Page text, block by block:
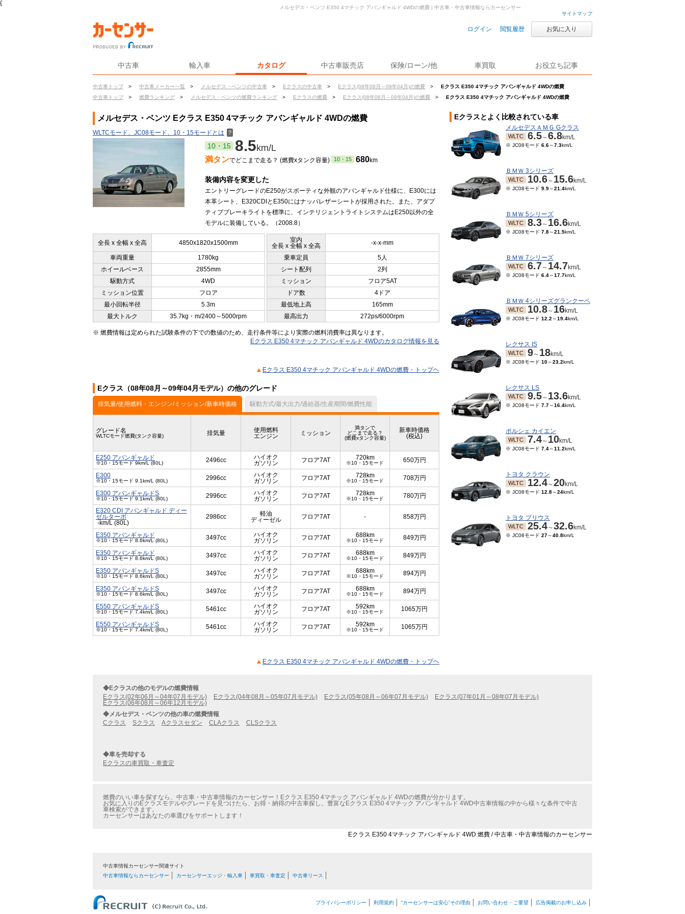
{
サイトマップ
ログイン 閲覧履歴 お気に入り
中古車 輸入車 カタログ 中古車販売店 保険/ローン/他 車買取 お役立ち記事
中古車トップ > 中古車メーカー一覧 > メルセデス・ベンツの中古車 > Eクラスの中古車 > Eクラス(08年08月～09年04月)の燃費 >
Eクラス E350 4マチック アバンギャルド 4WDの燃費
中古車トップ
> 燃費ランキング > メルセデス・ベンツの燃費ランキング > Eクラスの燃費 > Eクラス(08年08月～09年04月)の燃費 > Eクラス E350 4マチック アバンギャルド 4WDの燃費
メルセデス・ベンツ E350 4マチック アバンギャルド 4WDの燃費 | 中古車・中古車情報ならカーセンサー
メルセデス・ベンツ Eクラス E350 4マチック アバンギャルド 4WDの燃費
WLTCモード、JC08モード、10・15モードとは ？
10・15 8.5km/L
満タンでどこまで走る？ (燃費xタンク容量) 10・15 680km
装備内容を変更した
エントリーグレードのE250がスポーティな外観のアバンギャルド仕様に、E300には
本革シート、E320CDIとE350にはナッパレザーシートが採用された。また、アダプ
ティブブレーキライトを標準に、インテリジェントライトシステムはE250以外の全
モデルに装備している。（2008.8）
全長 x 全幅 x 全高 4850x1820x1500mm
室内
全長 x 全幅 x 全高
-x-x-mm
車両重量 1780kg 乗車定員
5人
ホイールベース
2855mm シート配列
2列
駆動方式
4WD ミッション
フロア5AT
ミッション位置
フロア ドア数
4ドア
最小回転半径
5.3m 最低地上高
165mm
最大トルク
35.7kg・m/2400～5000rpm 最高出力 272ps/6000rpm
※ 燃費情報は定められた試験条件の下での数値のため、走行条件等により実際の燃料消費率は異なります。
Eクラス E350 4マチック アバンギャルド 4WDのカタログ情報を見る
Eクラス E350 4マチック アバンギャルド 4WDの燃費・トップヘ
Eクラス（08年08月～09年04月モデル）の他のグレード
排気量/使用燃料・エンジン/ミッション/新車時価格 駆動方式/最大出力/過給器/生産期間/燃費性能
グレード名
WLTCモード燃費(タンク容量) 排気量
使用燃料
エンジン
ミッション
満タンで
どこまで走る？
(燃費xタンク容量)
新車時価格
(税込)
E250 アバンギャルド
※10・15モード 9km/L (80L) 2496cc
ハイオク
ガソリン
フロア7AT 720km
※10・15モード 650万円
E300
※10・15モード 9.1km/L (80L) 2996cc
ハイオク
ガソリン
フロア7AT 728km
※10・15モード 708万円
E300 アバンギャルドS
※10・15モード 9.1km/L (80L) 2996cc
ハイオク
ガソリン
フロア7AT 728km
※10・15モード 780万円
E320 CDI アバンギャルド ディー
ゼルターボ
-km/L (80L)
2986cc
軽油
ディーゼル
フロア7AT - 858万円
E350 アバンギャルド
※10・15モード 8.6km/L (80L) 3497cc
ハイオク
ガソリン
フロア7AT 688km
※10・15モード 849万円
E350 アバンギャルド
※10・15モード 8.6km/L (80L) 3497cc
ハイオク
ガソリン
フロア7AT 688km
※10・15モード 849万円
E350 アバンギャルドS
※10・15モード 8.6km/L (80L) 3497cc
ハイオク
ガソリン
フロア7AT 688km
※10・15モード 894万円
E350 アバンギャルドS
※10・15モード 8.6km/L (80L) 3497cc
ハイオク
ガソリン
フロア7AT 688km
※10・15モード 894万円
E550 アバンギャルドS
※10・15モード 7.4km/L (80L) 5461cc
ハイオク
ガソリン
フロア7AT 592km
※10・15モード 1065万円
E550 アバンギャルドS
※10・15モード 7.4km/L (80L) 5461cc
ハイオク
ガソリン
フロア7AT 592km
※10・15モード 1065万円
Eクラス E350 4マチック アバンギャルド 4WDの燃費・トップヘ
Eクラスとよく比較されている車
メルセデスＡＭＧ Gクラス
WLTC 6.5～6.8km/L
※ JC08モード 6.6～7.3km/L
ＢＭＷ 3シリーズ
WLTC 10.6～ 15.6km/L
※ JC08モード 9.9～21.4km/L
ＢＭＷ 5シリーズ
WLTC 8.3～ 16.6km/L
※ JC08モード 7.8～21.5km/L
ＢＭＷ 7シリーズ
WLTC 6.7～ 14.7km/L
※ JC08モード 6.4～17.7km/L
ＢＭＷ 4シリーズグランクーペ
WLTC 10.8～ 16km/L
※ JC08モード 12.2 ～19.4km/L
レクサス IS
WLTC 9～ 18km/L
※ JC08モード 10～23.2km/L
レクサス LS
WLTC 9.5～ 13.6km/L
※ JC08モード 7.7～16.4km/L
ポルシェ カイエン
WLTC 7.4～ 10km/L
※ JC08モード 7.4～11.2km/L
トヨタ クラウン
WLTC 12.4～20km/L
※ JC08モード 12.8～24km/L
トヨタ プリウス
WLTC 25.4～32.6km/L
※ JC08モード 27～40.8km/L
◆Eクラスの他のモデルの燃費情報
Eクラス(02年06月～04年07月モデル)
Eクラス(04年08月～05年07月モデル) Eクラス(05年08月～06年07月モデル)
Eクラス(07年01月～08年07月モデル)
Eクラス(06年08月～06年12月モデル)
◆メルセデス・ベンツの他の車の燃費情報
Cクラス
Sクラス Aクラスセダン CLAクラス CLSクラス
◆車を売却する
Eクラスの車買取・車査定
燃費のいい車を探すなら、中古車・中古車情報のカーセンサー！Eクラス E350 4マチック アバンギャルド 4WDの燃費が分かります。
お気に入りのEクラスモデルやグレードを見つけたら、お得・納得の中古車探し。豊富なEクラス E350 4マチック アバンギャルド 4WD中古車情報の中から様々な条件で中古
車検索ができます。
カーセンサーはあなたの車選びをサポートします！
Eクラス E350 4マチック アバンギャルド 4WD 燃費 / 中古車・中古車情報のカーセンサー
中古車情報カーセンサー関連サイト
中古車情報ならカーセンサー
カーセンサーエッジ・輸入車 車買取・車査定 中古車リース
プライバシーポリシー 利用規約 “カーセンサーは安心”その理由 お問い合わせ・ご要望 広告掲載のお申し込み